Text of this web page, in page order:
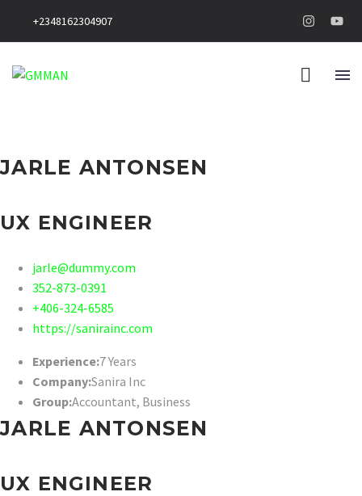
+2348162304907
JARLE ANTONSEN
UX ENGINEER
jarle@dummy.com
352-873-0391
+406-324-6585
https://sanirainc.com
Experience:7 Years
Company:Sanira Inc
Group:Accountant, Business
JARLE ANTONSEN
UX ENGINEER